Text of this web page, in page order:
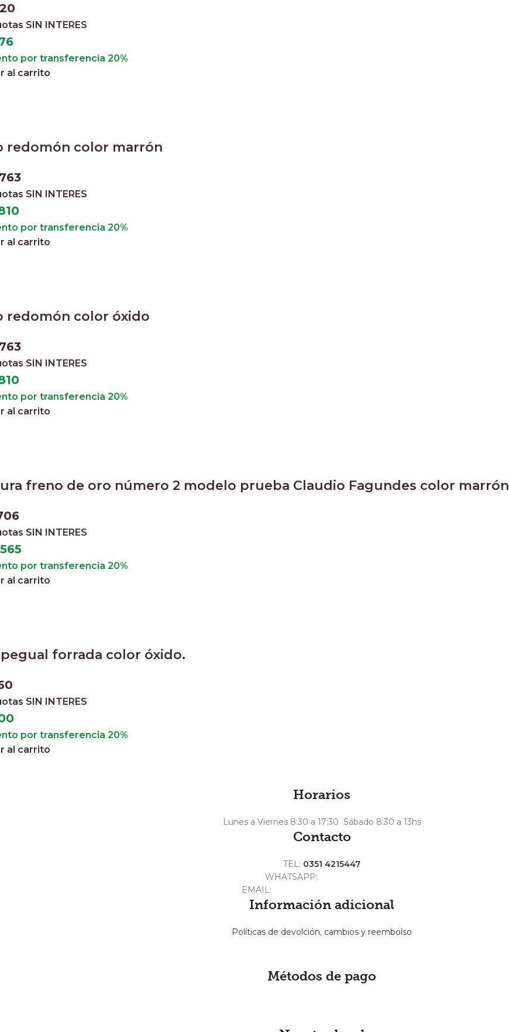
SIN INTERES
por transferencia 20%
al carrito
redomón color marrón
SIN INTERES
por transferencia 20%
al carrito
redomón color óxido
SIN INTERES
por transferencia 20%
al carrito
freno de oro número 2 modelo prueba Claudio Fagundes color marrón
SIN INTERES
por transferencia 20%
al carrito
forrada color óxido.
SIN INTERES
por transferencia 20%
al carrito
Horarios
Lunes a Viernes 8:30 a 17:30 Sábado 8:30 a 13hs
Contacto
TEL: 0351 4215447
WHATSAPP:
EMAIL:
Información adicional
Políticas de devolción, cambios y reembolso
Métodos de pago